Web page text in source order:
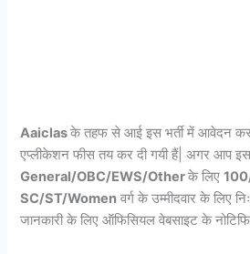
Aaiclasके तहफ से आई इस भर्ती में आवेदन
एप्लीकेशन फीस तय कर दी गयी हैं| अगर आप
General/OBC/EWS/Otherके लिए
SC/ST/Women वर्ग के उम्मीदवार के लिए
जानकारी के लिए ऑफिसियल वेबसाइट के